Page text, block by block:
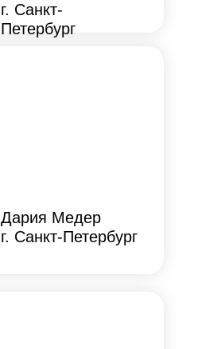
г. Санкт-
Петербург
Дария Медер
г. Санкт-Петербург